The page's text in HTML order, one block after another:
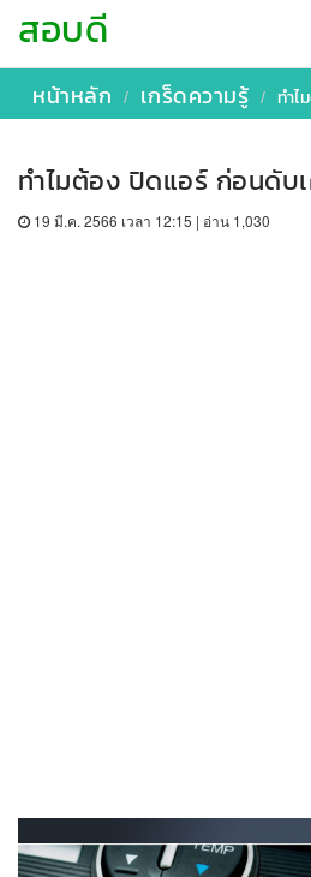
สอบดี
หน้าหลัก เกร็ดความรู้ ทำ
ทำไมต้อง ปิดแอร์ ก่อนดับ
19 มี.ค. 2566 เวลา 12:15 | อ่าน 1,030